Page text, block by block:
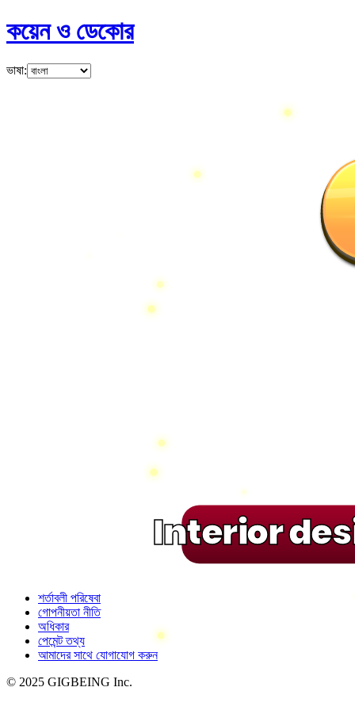
কয়েন ও ডেকোর
ভাষা:
Interior
শর্তাবলী পরিষেবা
গোপনীয়তা নীতি
অধিকার
পেমেন্ট তথ্য
আমাদের সাথে যোগাযোগ করুন
© 2025 GIGBEING Inc.